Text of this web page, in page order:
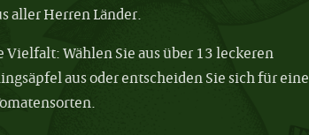
aller Herren Länder.
Vielfalt: Wählen Sie aus über 13 leckeren
aus oder entscheiden Sie sich für eine